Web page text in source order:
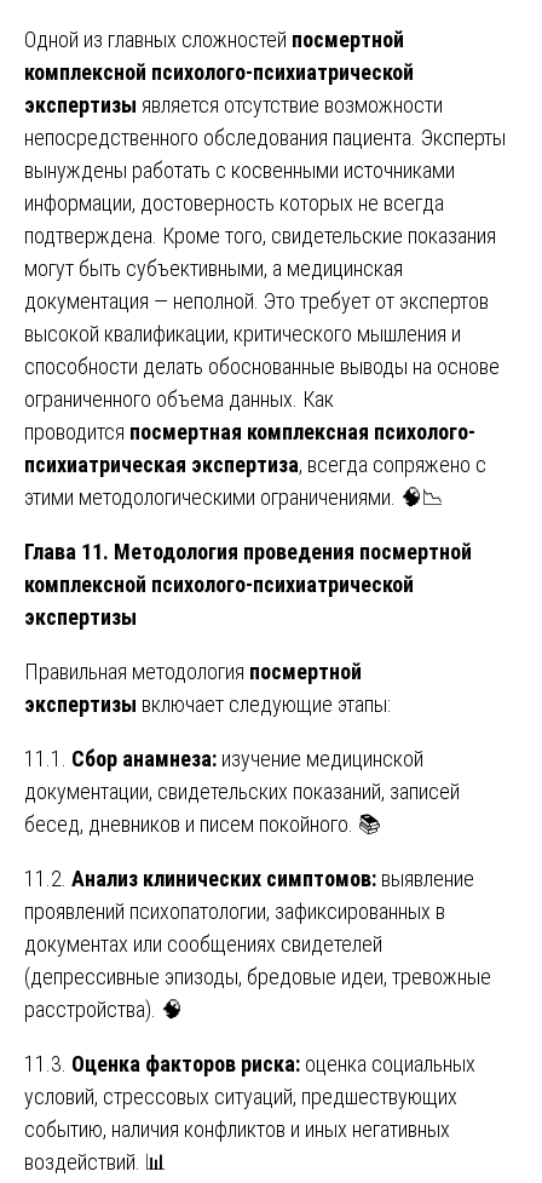
Одной из главных сложностей посмертной
комплексной психолого-психиатрической
экспертизы является отсутствие возможности
непосредственного обследования пациента. Эксперты
вынуждены работать с косвенными источниками
информации, достоверность которых не всегда
подтверждена. Кроме того, свидетельские показания
могут быть субъективными, а медицинская
документация — неполной. Это требует от экспертов
высокой квалификации, критического мышления и
способности делать обоснованные выводы на основе
ограниченного объема данных. Как
проводится посмертная комплексная психолого-
психиатрическая экспертиза, всегда сопряжено с
этими методологическими ограничениями. 🧠📉
Глава 11. Методология проведения посмертной
комплексной психолого-психиатрической
экспертизы
Правильная методология посмертной
экспертизы включает следующие этапы:
11.1. Сбор анамнеза: изучение медицинской
документации, свидетельских показаний, записей
бесед, дневников и писем покойного. 📚
11.2. Анализ клинических симптомов: выявление
проявлений психопатологии, зафиксированных в
документах или сообщениях свидетелей
(депрессивные эпизоды, бредовые идеи, тревожные
расстройства). 🧠
11.3. Оценка факторов риска: оценка социальных
условий, стрессовых ситуаций, предшествующих
событию, наличия конфликтов и иных негативных
воздействий. 📊